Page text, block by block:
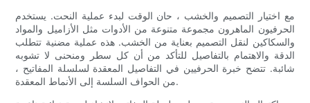
مع اختيار التصميم والخشب ، حان الوقت لبدء عملية النحت. يستخدم
الحرفيون الماهرون مجموعة متنوعة من الأدوات مثل الأزاميل والمواد
والسكاكين لنقل التصميم بعناية من الخشب. هذه عملية مضنية تتطلب
الدقة والاهتمام بالتفاصيل للتأكد من أن كل سطر ومنحنى لا تشوبه
شائبة. تتضح خبرة الحرفيين في التفاصيل المعقدة لسلسلة المفاتيح ،
من الحواف السلسة إلى الأنماط المعقدة.